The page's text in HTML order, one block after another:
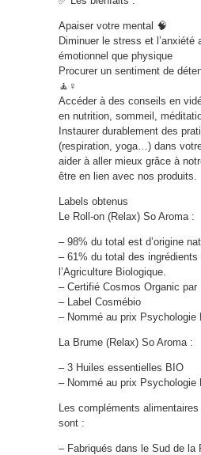
Apaiser votre mental 🧠
Diminuer le stress et l’anxiété
émotionnel que physique
Procurer un sentiment de
🧘♀️
Accéder à des conseils en
en nutrition, sommeil,
Instaurer durablement des
(respiration, yoga…) dans
aider à aller mieux grâce à
être en lien avec nos produits.
Labels obtenus
Le Roll-on (Relax) So Aroma :
– 98% du total est d’origine
– 61% du total des
l’Agriculture Biologique.
– Certifié Cosmos Organic par
– Label Cosmébio
– Nommé au prix Psychologie
La Brume (Relax) So Aroma :
– 3 Huiles essentielles BIO
– Nommé au prix Psychologie
Les compléments
sont :
– Fabriqués dans le Sud de la